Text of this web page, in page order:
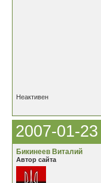
Неактивен
2007-01-
Бикинеев Виталий
Автор сайта